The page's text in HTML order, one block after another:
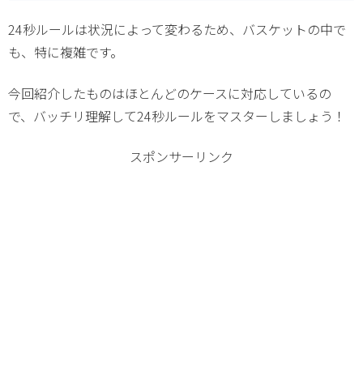
24秒ルールは状況によって変わるため、バスケットの中で
も、特に複雑です。
今回紹介したものはほとんどのケースに対応しているの
で、バッチリ理解して24秒ルールをマスターしましょう！
スポンサーリンク